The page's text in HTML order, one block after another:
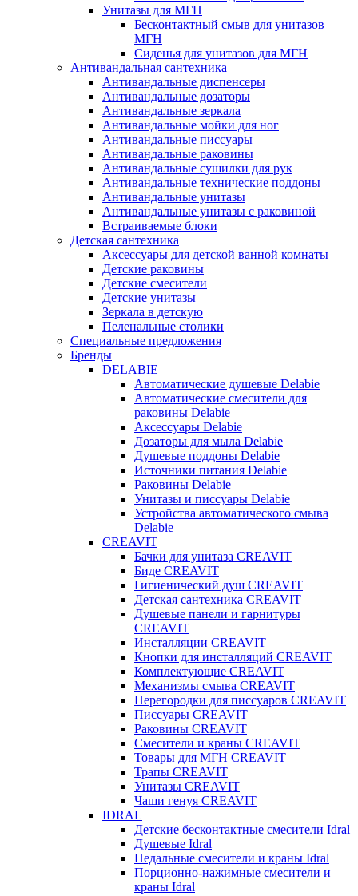
Унитазы для МГН
Бесконтактный смыв для унитазов
МГН
Сиденья для унитазов для МГН
Антивандальная сантехника
Антивандальные диспенсеры
Антивандальные дозаторы
Антивандальные зеркала
Антивандальные мойки для ног
Антивандальные писсуары
Антивандальные раковины
Антивандальные сушилки для рук
Антивандальные технические поддоны
Антивандальные унитазы
Антивандальные унитазы с раковиной
Встраиваемые блоки
Детская сантехника
Аксессуары для детской ванной комнаты
Детские раковины
Детские смесители
Детские унитазы
Зеркала в детскую
Пеленальные столики
Специальные предложения
Бренды
DELABIE
Автоматические душевые Delabie
Автоматические смесители для
раковины Delabie
Аксессуары Delabie
Дозаторы для мыла Delabie
Душевые поддоны Delabie
Источники питания Delabie
Раковины Delabie
Унитазы и писсуары Delabie
Устройства автоматического смыва
Delabie
CREAVIT
Бачки для унитаза CREAVIT
Биде CREAVIT
Гигиенический душ CREAVIT
Детская сантехника CREAVIT
Душевые панели и гарнитуры
CREAVIT
Инсталляции CREAVIT
Кнопки для инсталляций CREAVIT
Комплектующие CREAVIT
Механизмы смыва CREAVIT
Перегородки для писсуаров CREAVIT
Писсуары CREAVIT
Раковины CREAVIT
Смесители и краны CREAVIT
Товары для МГН CREAVIT
Трапы CREAVIT
Унитазы CREAVIT
Чаши генуя CREAVIT
IDRAL
Детские бесконтактные смесители Idral
Душевые Idral
Педальные смесители и краны Idral
Порционно-нажимные смесители и
краны Idral